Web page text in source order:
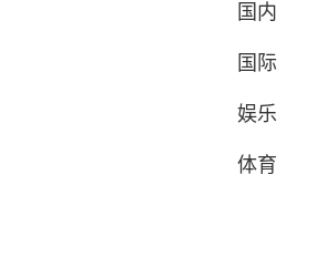
国内
国际
娱乐
体育